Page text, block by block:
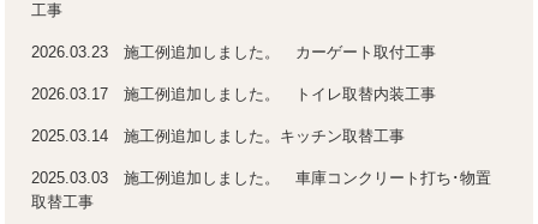
工事
2026.03.23 施工例追加しました。 カーゲート取付工事
2026.03.17 施工例追加しました。 トイレ取替内装工事
2025.03.14 施工例追加しました。キッチン取替工事
2025.03.03 施工例追加しました。 車庫コンクリート打ち･物置
取替工事